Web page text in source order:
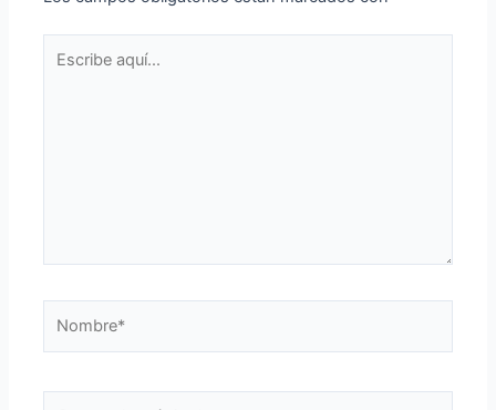
aquí...